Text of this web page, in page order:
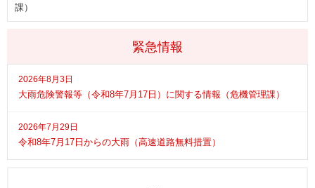
緊急情報
2026年8月3日
大雨危険警報等（令和8年7月17日）に関する情報（危機管理課）
2026年7月29日
令和8年7月17日からの大雨（高速道路無料措置）
課）